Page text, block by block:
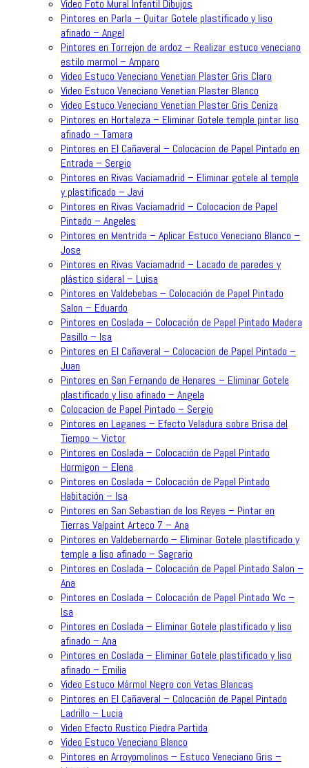
Video Foto Mural Infantil Dibujos
Pintores en Parla – Quitar Gotele plastificado y liso
afinado – Angel
Pintores en Torrejon de ardoz – Realizar estuco veneciano
estilo marmol – Amparo
Video Estuco Veneciano Venetian Plaster Gris Claro
Video Estuco Veneciano Venetian Plaster Blanco
Video Estuco Veneciano Venetian Plaster Gris Ceniza
Pintores en Hortaleza – Eliminar Gotele temple pintar liso
afinado – Tamara
Pintores en El Cañaveral – Colocacion de Papel Pintado en
Entrada – Sergio
Pintores en Rivas Vaciamadrid – Eliminar gotele al temple
y plastificado – Javi
Pintores en Rivas Vaciamadrid – Colocacion de Papel
Pintado – Angeles
Pintores en Mentrida – Aplicar Estuco Veneciano Blanco –
Jose
Pintores en Rivas Vaciamadrid – Lacado de paredes y
plástico sideral – Luisa
Pintores en Valdebebas – Colocación de Papel Pintado
Salon – Eduardo
Pintores en Coslada – Colocación de Papel Pintado Madera
Pasillo – Isa
Pintores en El Cañaveral – Colocacion de Papel Pintado –
Juan
Pintores en San Fernando de Henares – Eliminar Gotele
plastificado y liso afinado – Angela
Colocacion de Papel Pintado – Sergio
Pintores en Leganes – Efecto Veladura sobre Brisa del
Tiempo – Victor
Pintores en Coslada – Colocación de Papel Pintado
Hormigon – Elena
Pintores en Coslada – Colocación de Papel Pintado
Habitación – Isa
Pintores en San Sebastian de los Reyes – Pintar en
Tierras Valpaint Arteco 7 – Ana
Pintores en Valdebernardo – Eliminar Gotele plastificado y
temple a liso afinado – Sagrario
Pintores en Coslada – Colocación de Papel Pintado Salon –
Ana
Pintores en Coslada – Colocación de Papel Pintado Wc –
Isa
Pintores en Coslada – Eliminar Gotele plastificado y liso
afinado – Ana
Pintores en Coslada – Eliminar Gotele plastificado y liso
afinado – Emilia
Video Estuco Mármol Negro con Vetas Blancas
Pintores en El Cañaveral – Colocación de Papel Pintado
Ladrillo – Lucia
Video Efecto Rustico Piedra Partida
Video Estuco Veneciano Blanco
Pintores en Arroyomolinos – Estuco Veneciano Gris –